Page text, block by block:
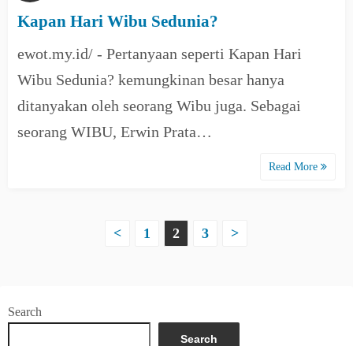
Kapan Hari Wibu Sedunia?
ewot.my.id/ - Pertanyaan seperti Kapan Hari
Wibu Sedunia? kemungkinan besar hanya
ditanyakan oleh seorang Wibu juga. Sebagai
seorang WIBU, Erwin Prata…
Read More
t
< 1 2 3 >
Search
Search